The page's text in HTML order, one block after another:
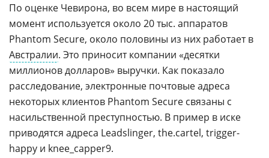
По оценке Чевирона, во всем мире в настоящий
момент используется около 20 тыс. аппаратов
Phantom Secure, около половины из них работает в
Австралии. Это приносит компании «десятки
миллионов долларов» выручки. Как показало
расследование, электронные почтовые адреса
некоторых клиентов Phantom Secure связаны с
насильственной преступностью. В пример в иске
приводятся адреса Leadslinger, the.cartel, trigger-
happy и knee_capper9.